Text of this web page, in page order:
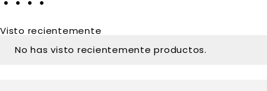
Visto recientemente
No has visto recientemente productos.